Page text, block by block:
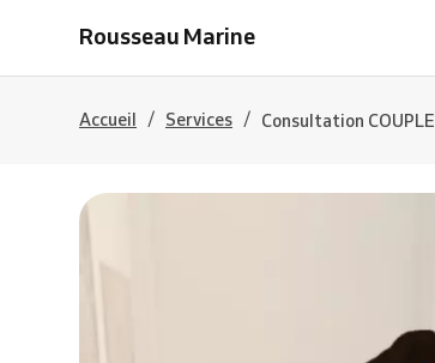
Rousseau Marine
Accueil / Services / Consultation COUPLE